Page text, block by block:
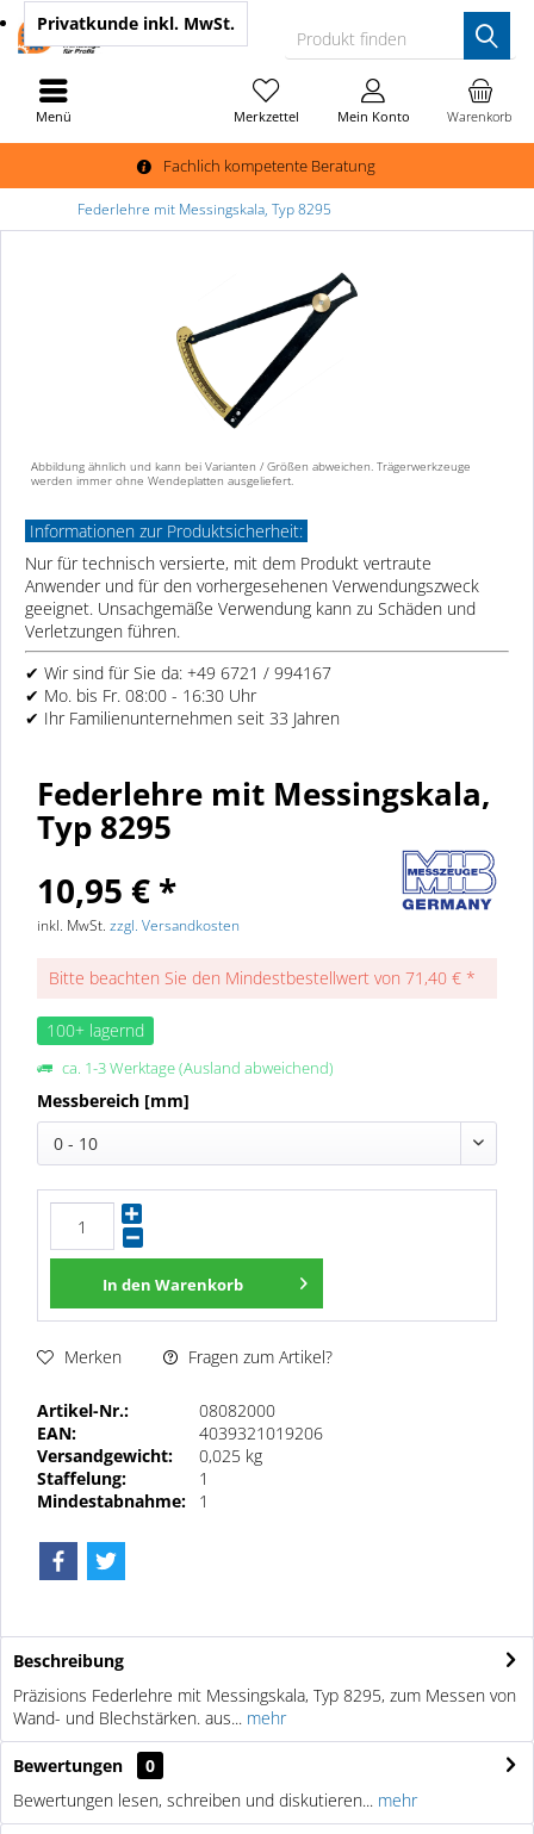
Fachlich kompetente Beratung
Produkt finden
Warenkorb
Merkzettel Mein Konto
Privatkunde inkl. MwSt.
Menü
Federlehre mit Messingskala, Typ 8295
Abbildung ähnlich und kann bei Varianten / Größen abweichen. Trägerwerkzeuge
werden immer ohne Wendeplatten ausgeliefert.
Informationen zur Produktsicherheit:
Nur für technisch versierte, mit dem Produkt vertraute
Anwender und für den vorhergesehenen Verwendungszweck
geeignet. Unsachgemäße Verwendung kann zu Schäden und
Verletzungen führen.
✔ Wir sind für Sie da: +49 6721 / 994167
✔ Mo. bis Fr. 08:00 - 16:30 Uhr
✔ Ihr Familienunternehmen seit 33 Jahren
Federlehre mit Messingskala,
Typ 8295
10,95 € *
inkl. MwSt. zzgl. Versandkosten
Bitte beachten Sie den Mindestbestellwert von 71,40 € *
100+ lagernd
ca. 1-3 Werktage (Ausland abweichend)
Messbereich [mm]
0 - 10
In den Warenkorb
Merken Fragen zum Artikel?
Artikel-Nr.:
08082000
EAN:
4039321019206
Versandgewicht:
0,025 kg
Staffelung:
1
Mindestabnahme:
1
Beschreibung
Präzisions Federlehre mit Messingskala, Typ 8295, zum Messen von
Wand- und Blechstärken. aus... mehr
Bewertungen
0
Bewertungen lesen, schreiben und diskutieren... mehr